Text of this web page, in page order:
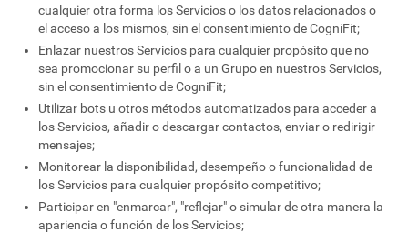
cualquier otra forma los Servicios o los datos relacionados o
el acceso a los mismos, sin el consentimiento de CogniFit;
Enlazar nuestros Servicios para cualquier propósito que no
sea promocionar su perfil o a un Grupo en nuestros Servicios,
sin el consentimiento de CogniFit;
Utilizar bots u otros métodos automatizados para acceder a
los Servicios, añadir o descargar contactos, enviar o redirigir
mensajes;
Monitorear la disponibilidad, desempeño o funcionalidad de
los Servicios para cualquier propósito competitivo;
Participar en "enmarcar", "reflejar" o simular de otra manera la
apariencia o función de los Servicios;